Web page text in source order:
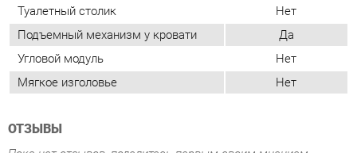
ОТЗЫВЫ
Пока нет отзывов, поделитесь первым своим мнением.